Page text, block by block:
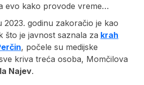
evo kako provode vreme…
2023. godinu zakoračio je kao
što je javnost saznala za krah
, počele su medijske
kriva treća osoba, Momčilova
Najev.